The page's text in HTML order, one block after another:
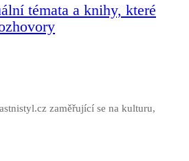
témata a knihy, které
zaměřující se na kulturu,